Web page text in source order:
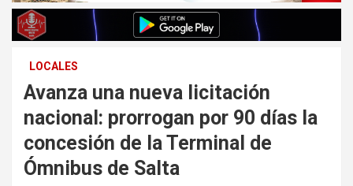
LOCALES
Avanza una nueva licitación
nacional: prorrogan por 90 días la
concesión de la Terminal de
Ómnibus de Salta